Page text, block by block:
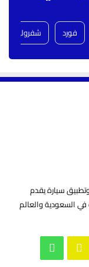
فورد شفروليه
سيارة يقدم
السعودية والعالم
سناب